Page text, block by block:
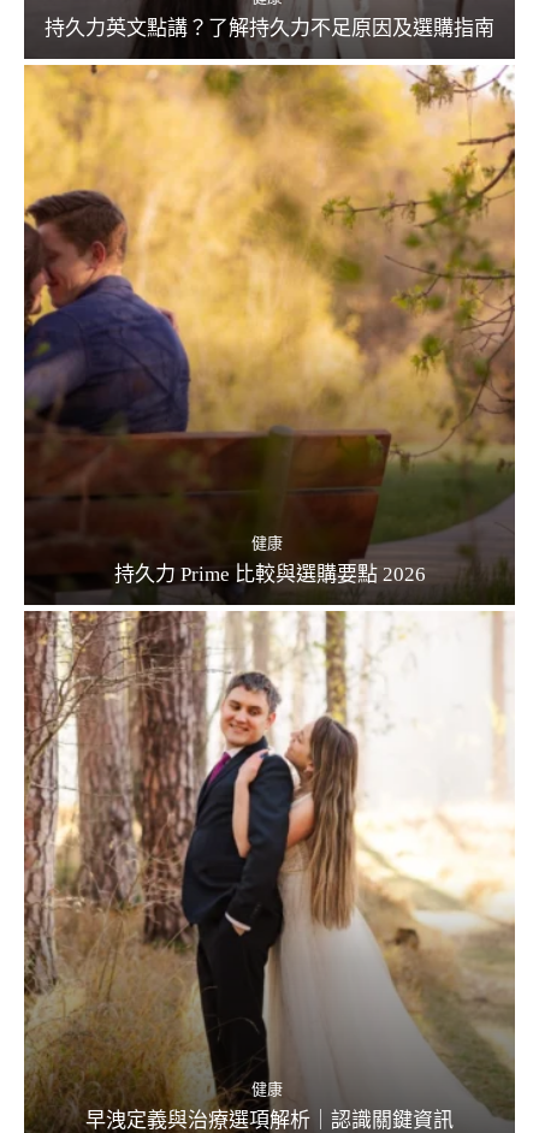
持久力英文點講？了解持久力不足原因及選購指南
健康
持久力 Prime 比較與選購要點 2026
健康
早洩定義與治療選項解析｜認識關鍵資訊